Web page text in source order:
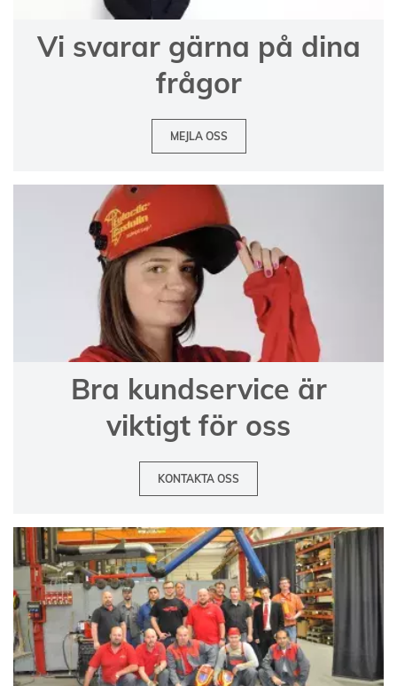
Vi svarar gärna på dina
frågor
MEJLA OSS
Bra kundservice är
viktigt för oss
KONTAKTA OSS